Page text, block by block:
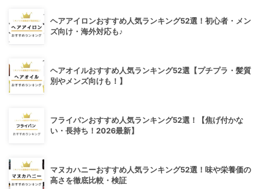
ヘアアイロンおすすめ人気ランキング52選！初心者・メン
ズ向け・海外対応も♪
ヘアオイルおすすめ人気ランキング52選【プチプラ・髪質
別やメンズ向けも！】
フライパンおすすめ人気ランキング52選！【焦げ付かな
い・長持ち！2026最新】
マヌカハニーおすすめ人気ランキング52選！味や栄養価の
高さを徹底比較・検証